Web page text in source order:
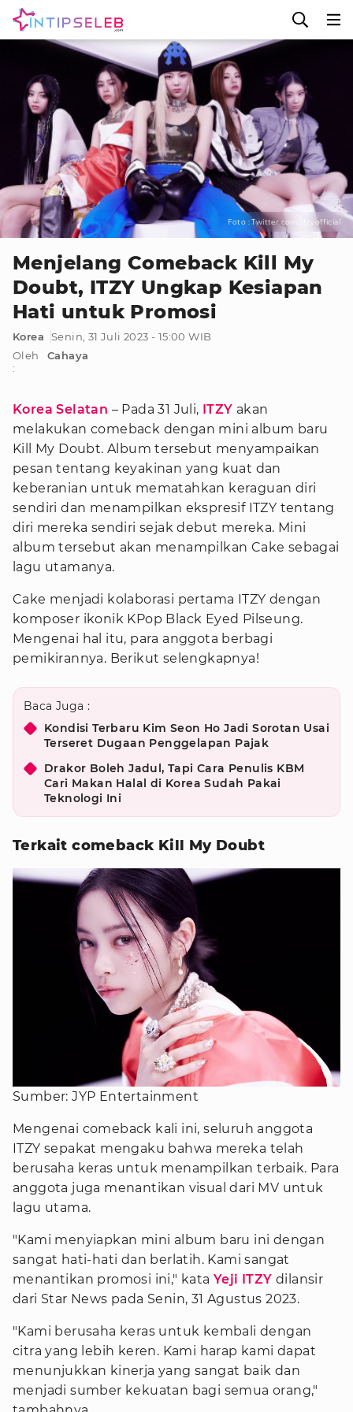
Foto : Twitter.com/itzyofficial
Menjelang Comeback Kill My
Doubt, ITZY Ungkap Kesiapan
Hati untuk Promosi
Korea
Senin, 31 Juli 2023 - 15:00 WIB
Oleh
:
Cahaya
Korea Selatan – Pada 31 Juli, ITZY akan
melakukan comeback dengan mini album baru
Kill My Doubt. Album tersebut menyampaikan
pesan tentang keyakinan yang kuat dan
keberanian untuk mematahkan keraguan diri
sendiri dan menampilkan ekspresif ITZY tentang
diri mereka sendiri sejak debut mereka. Mini
album tersebut akan menampilkan Cake sebagai
lagu utamanya.
Cake menjadi kolaborasi pertama ITZY dengan
komposer ikonik KPop Black Eyed Pilseung.
Mengenai hal itu, para anggota berbagi
pemikirannya. Berikut selengkapnya!
Baca Juga :
Kondisi Terbaru Kim Seon Ho Jadi Sorotan Usai
Terseret Dugaan Penggelapan Pajak
Drakor Boleh Jadul, Tapi Cara Penulis KBM
Cari Makan Halal di Korea Sudah Pakai
Teknologi Ini
Terkait comeback Kill My Doubt
Sumber: JYP Entertainment
Mengenai comeback kali ini, seluruh anggota
ITZY sepakat mengaku bahwa mereka telah
berusaha keras untuk menampilkan terbaik. Para
anggota juga menantikan visual dari MV untuk
lagu utama.
"Kami menyiapkan mini album baru ini dengan
sangat hati-hati dan berlatih. Kami sangat
menantikan promosi ini," kata Yeji ITZY dilansir
dari Star News pada Senin, 31 Agustus 2023.
"Kami berusaha keras untuk kembali dengan
citra yang lebih keren. Kami harap kami dapat
menunjukkan kinerja yang sangat baik dan
menjadi sumber kekuatan bagi semua orang,"